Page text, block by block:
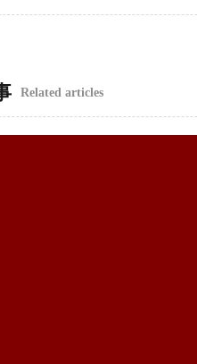
Related articles